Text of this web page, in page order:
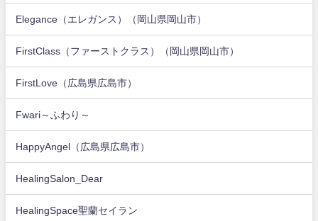
Elegance（エレガンス）（岡山県岡山市）
FirstClass（ファーストクラス）（岡山県岡山市）
FirstLove（広島県広島市）
Fwari～ふわり～
HappyAngel（広島県広島市）
HealingSalon_Dear
HealingSpace聖蘭セイラン